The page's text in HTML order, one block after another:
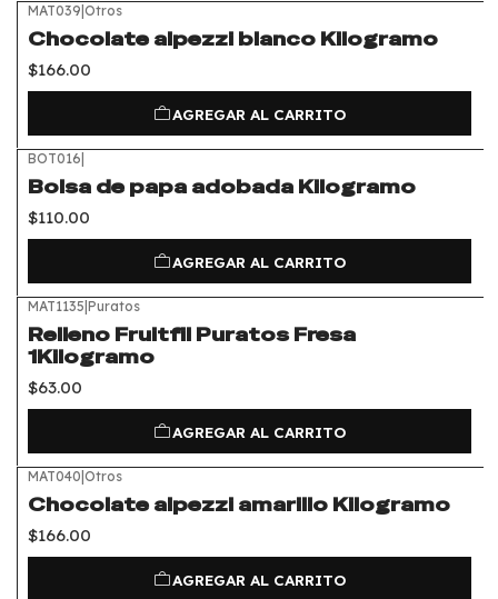
MAT039|Otros
Chocolate alpezzi blanco Kilogramo
$166.00
AGREGAR AL CARRITO
BOT016|
Bolsa de papa adobada Kilogramo
$110.00
AGREGAR AL CARRITO
MAT1135|Puratos
Relleno Fruitfil Puratos Fresa
1Kilogramo
$63.00
AGREGAR AL CARRITO
MAT040|Otros
Chocolate alpezzi amarillo Kilogramo
$166.00
AGREGAR AL CARRITO